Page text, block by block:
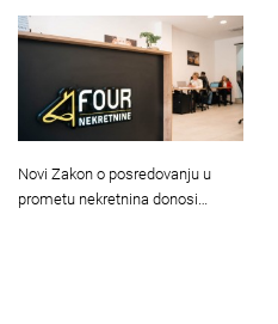
Novi Zakon o posredovanju u
prometu nekretnina donosi…